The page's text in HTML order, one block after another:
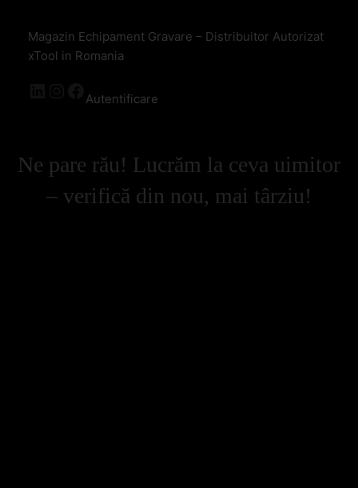
Magazin Echipament Gravare – Distribuitor Autorizat
xTool in Romania
Autentificare
Ne pare rău! Lucrăm la ceva uimitor
– verifică din nou, mai târziu!